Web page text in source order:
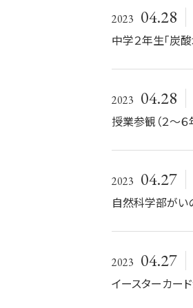
2023 04.28
中学２年生「炭
2023 04.28
授業参観（２～６
2023 04.27
自然科学部がい
2023 04.27
イースターカード